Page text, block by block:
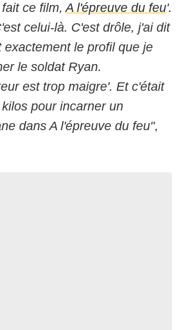
fait ce film,A l'épreuve du feu'.
celui-là. C'est drôle, j'ai dit
le profil que je
le soldat Ryan.
est trop maigre'. Et c'était
pour incarner un
dans A l'épreuve du feu",